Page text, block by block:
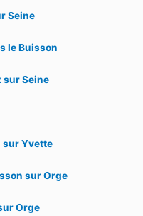
Seine
le Buisson
sur Seine
sur Yvette
sur Orge
Orge